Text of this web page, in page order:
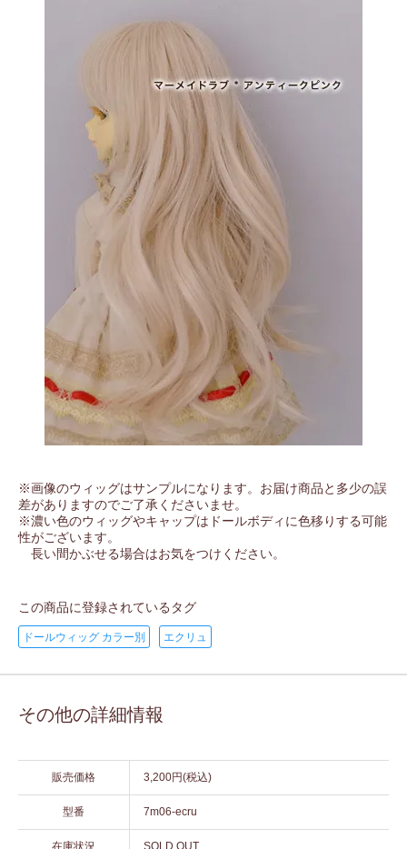
※画像のウィッグはサンプルになります。お届け商品と多少の誤
差がありますのでご了承くださいませ。
※濃い色のウィッグやキャップはドールボディに色移りする可能
性がございます。
長い間かぶせる場合はお気をつけください。
この商品に登録されているタグ
ドールウィッグ カラー別 エクリュ
その他の詳細情報
販売価格 3,200円(税込)
型番 7m06-ecru
在庫状況 SOLD OUT